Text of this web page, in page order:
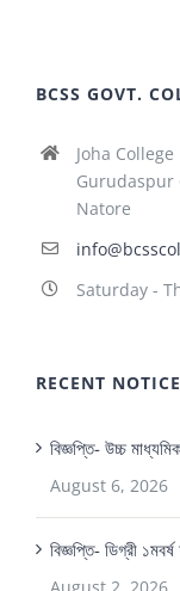
BCSS GOVT.
Joha College
Gurudaspur
Natore
Saturday -
RECENT
বিজ্ঞপ্তি- উচ্চ
August 6, 2026
বিজ্ঞপ্তি- ডিগ্রী
August 2, 2026